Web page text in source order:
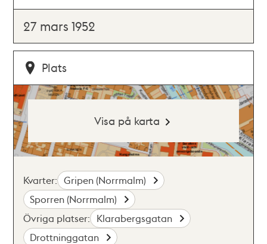
27 mars 1952
Plats
Visa på karta
Kvarter: Gripen (Norrmalm)
Sporren (Norrmalm)
Övriga platser: Klarabergsgatan
Drottninggatan